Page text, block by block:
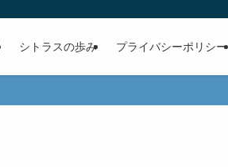
シトラスの歩み プライバシーポリシー